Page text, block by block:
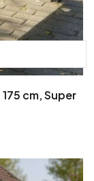
cm, Super